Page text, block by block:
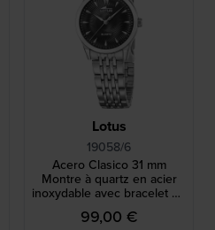
Lotus
19058/6
Acero Clasico 31 mm
Montre à quartz en acier
inoxydable avec bracelet en
métal
99,00 €